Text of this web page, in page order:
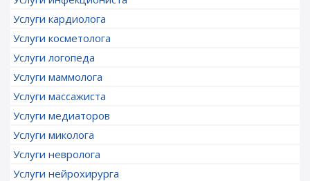
Услуги кардиолога
Услуги косметолога
Услуги логопеда
Услуги маммолога
Услуги массажиста
Услуги медиаторов
Услуги миколога
Услуги невролога
Услуги нейрохирурга